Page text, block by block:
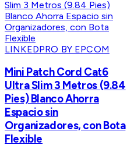
LINKEDPRO BY EPCOM
Mini Patch Cord Cat6
Ultra Slim 3 Metros (9.84
Pies) Blanco Ahorra
Espacio sin
Organizadores, con Bota
Flexible